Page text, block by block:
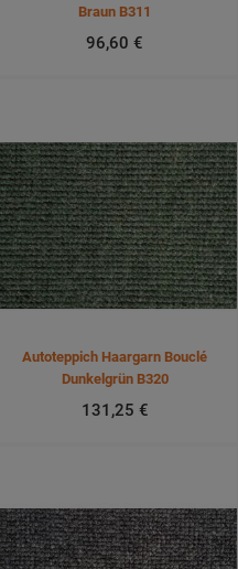
Braun B311
96,60 €
Autoteppich Haargarn Bouclé
Dunkelgrün B320
131,25 €